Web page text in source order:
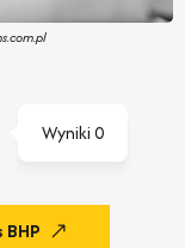
Wyniki0
BHP